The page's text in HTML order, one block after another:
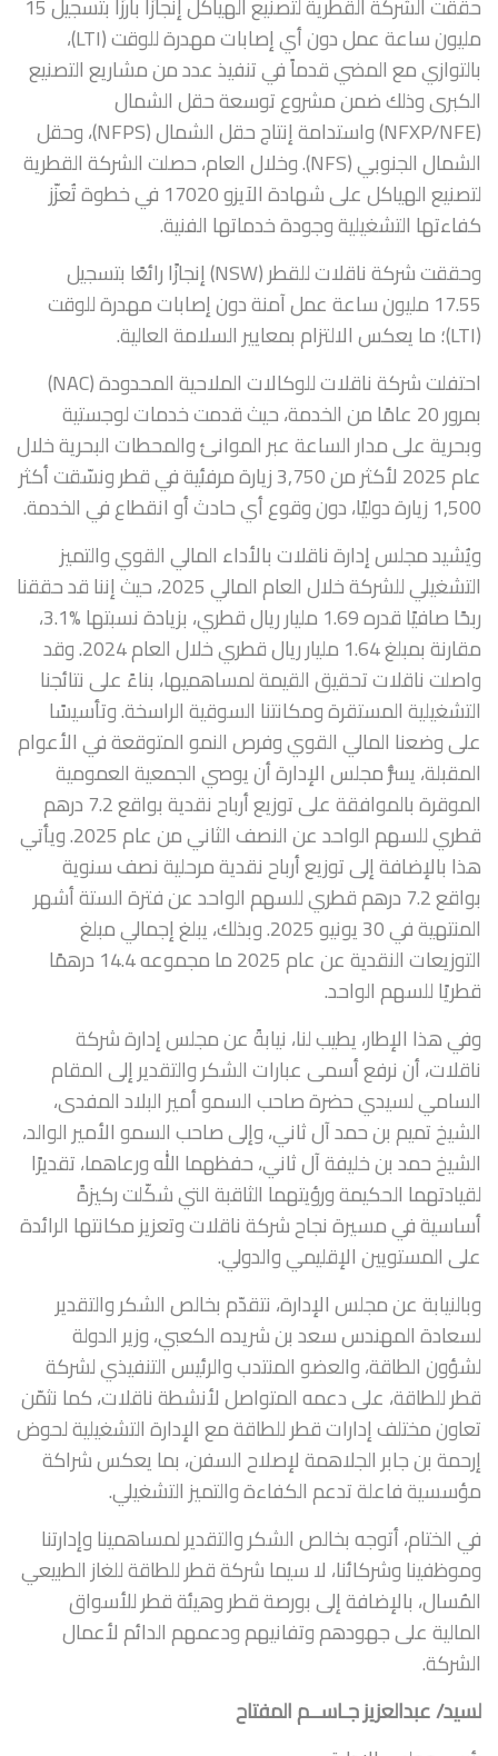
مليون ساعة عمل دون أي إصابات مهدرة للوقت (LTI)،
بالتوازي مع المضي قدماً في تنفيذ عدد من مشاريع التصنيع
الكبرى وذلك ضمن مشروع توسعة حقل الشمال
(NFXP/NFE) واستدامة إنتاج حقل الشمال (NFPS)، وحقل
الشمال الجنوبي (NFS). وخلال العام، حصلت الشركة القطرية
لتصنيع الهياكل على شهادة الآيزو 17020 في خطوة تُعزّز
كفاءتها التشغيلية وجودة خدماتها الفنية.
وحققت شركة ناقلات للقطر (NSW) إنجازًا رائعًا بتسجيل
17.55 مليون ساعة عمل آمنة دون إصابات مهدرة للوقت
(LTI)؛ ما يعكس الالتزام بمعايير السلامة العالية.
احتفلت شركة ناقلات للوكالات الملاحية المحدودة (NAC)
بمرور 20 عامًا من الخدمة، حيث قدمت خدمات لوجستية
وبحرية على مدار الساعة عبر الموانئ والمحطات البحرية خلال
عام 2025 لأكثر من 3,750 زيارة مرفئية في قطر ونسّقت أكثر
1,500 زيارة دوليًا، دون وقوع أي حادث أو انقطاع في الخدمة.
ويُشيد مجلس إدارة ناقلات بالأداء المالي القوي والتميز
التشغيلي للشركة خلال العام المالي 2025، حيث إننا قد حققنا
ربحًا صافيًا قدره 1.69 مليار ريال قطري، بزيادة نسبتها %3.1،
مقارنة بمبلغ 1.64 مليار ريال قطري خلال العام 2024. وقد
واصلت ناقلات تحقيق القيمة لمساهميها، بناءً على نتائجنا
التشغيلية المستقرة ومكانتنا السوقية الراسخة. وتأسيسًا
على وضعنا المالي القوي وفرص النمو المتوقعة في الأعوام
المقبلة، يسرُّ مجلس الإدارة أن يوصي الجمعية العمومية
الموقرة بالموافقة على توزيع أرباح نقدية بواقع 7.2 درهم
قطري للسهم الواحد عن النصف الثاني من عام 2025. ويأتي
هذا بالإضافة إلى توزيع أرباح نقدية مرحلية نصف سنوية
بواقع 7.2 درهم قطري للسهم الواحد عن فترة الستة أشهر
المنتهية في 30 يونيو 2025. وبذلك، يبلغ إجمالي مبلغ
التوزيعات النقدية عن عام 2025 ما مجموعه 14.4 درهمًا
قطريًا للسهم الواحد.
وفي هذا الإطار، يطيب لنا، نيابةً عن مجلس إدارة شركة
ناقلات، أن نرفع أسمى عبارات الشكر والتقدير إلى المقام
السامي لسيدي حضرة صاحب السمو أمير البلاد المفدى،
الشيخ تميم بن حمد آل ثاني، وإلى صاحب السمو الأمير الوالد،
الشيخ حمد بن خليفة آل ثاني، حفظهما الله ورعاهما، تقديرًا
لقيادتهما الحكيمة ورؤيتهما الثاقبة التي شكّلت ركيزةً
أساسية في مسيرة نجاح شركة ناقلات وتعزيز مكانتها الرائدة
على المستويين الإقليمي والدولي.
وبالنيابة عن مجلس الإدارة، نتقدّم بخالص الشكر والتقدير
لسعادة المهندس سعد بن شريده الكعبي، وزير الدولة
لشؤون الطاقة، والعضو المنتدب والرئيس التنفيذي لشركة
قطر للطاقة، على دعمه المتواصل لأنشطة ناقلات، كما نثمّن
تعاون مختلف إدارات قطر للطاقة مع الإدارة التشغيلية لحوض
إرحمة بن جابر الجلاهمة لإصلاح السفن، بما يعكس شراكة
مؤسسية فاعلة تدعم الكفاءة والتميز التشغيلي.
في الختام، أتوجه بخالص الشكر والتقدير لمساهمينا وإدارتنا
وموظفينا وشركائنا، لا سيما شركة قطر للطاقة للغاز الطبيعي
المُسال، بالإضافة إلى بورصة قطر وهيئة قطر للأسواق
المالية على جهودهم وتفانيهم ودعمهم الدائم لأعمال
الشركة.
لسيد/ عبدالعزيز جـاســم المفتاح